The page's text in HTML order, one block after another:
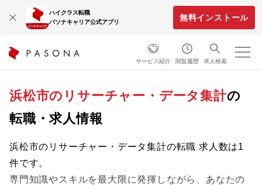
ハイクラス転職
パソナキャリア公式アプリ
無料インストール
サービス紹介 閲覧履歴 求人検索
浜松市のリサーチャー・データ集計の
転職・求人情報
浜松市のリサーチャー・データ集計の転職 求人数は1
件です。
専門知識やスキルを最大限に発揮しながら、あなたの